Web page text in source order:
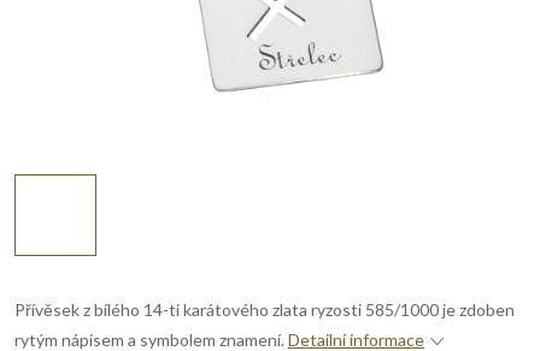
Přívěsek z bílého 14-ti karátového zlata ryzosti 585/1000 je zdoben
rytým nápisem a symbolem znamení. Detailní informace